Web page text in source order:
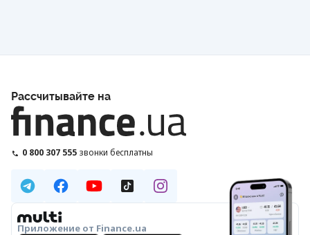
Рассчитывайте на
0 800 307 555 звонки бесплатны
Приложение от Finance.ua